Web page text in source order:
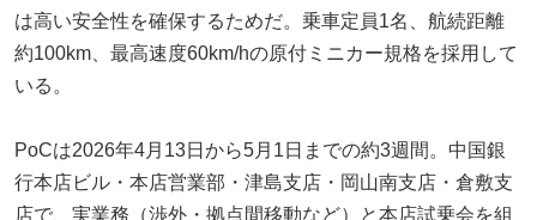
は高い安全性を確保するためだ。乗車定員1名、航続距離
約100km、最高速度60km/hの原付ミニカー規格を採用して
いる。
PoCは2026年4月13日から5月1日までの約3週間。中国銀
行本店ビル・本店営業部・津島支店・岡山南支店・倉敷支
店で、実業務（渉外・拠点間移動など）と本店試乗会を組